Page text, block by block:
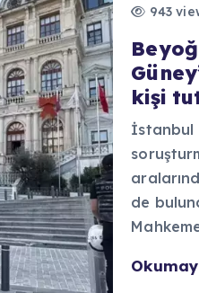
943
kişi
İstanbul
de